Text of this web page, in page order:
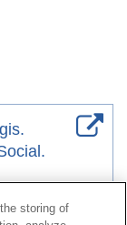
storing of